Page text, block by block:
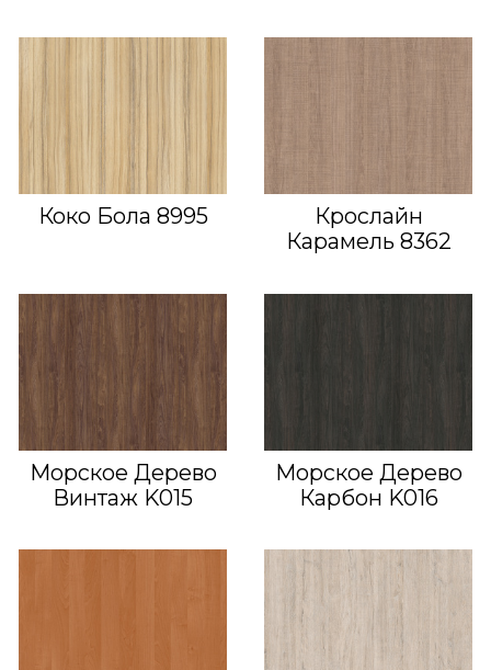
Коко Бола 8995
Крослайн
Карамель 8362
Морское Дерево
Винтаж K015
Морское Дерево
Карбон K016